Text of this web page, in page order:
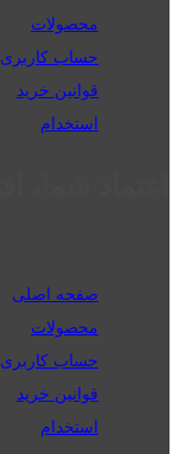
محصولات
حساب کاربری
قوانین خرید
استخدام
صفحه اصلی
محصولات
حساب کاربری
قوانین خرید
استخدام